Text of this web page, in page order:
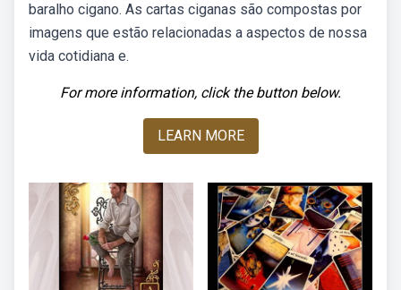
baralho cigano. As cartas ciganas são compostas por
imagens que estão relacionadas a aspectos de nossa
vida cotidiana e.
For more information, click the button below.
LEARN MORE